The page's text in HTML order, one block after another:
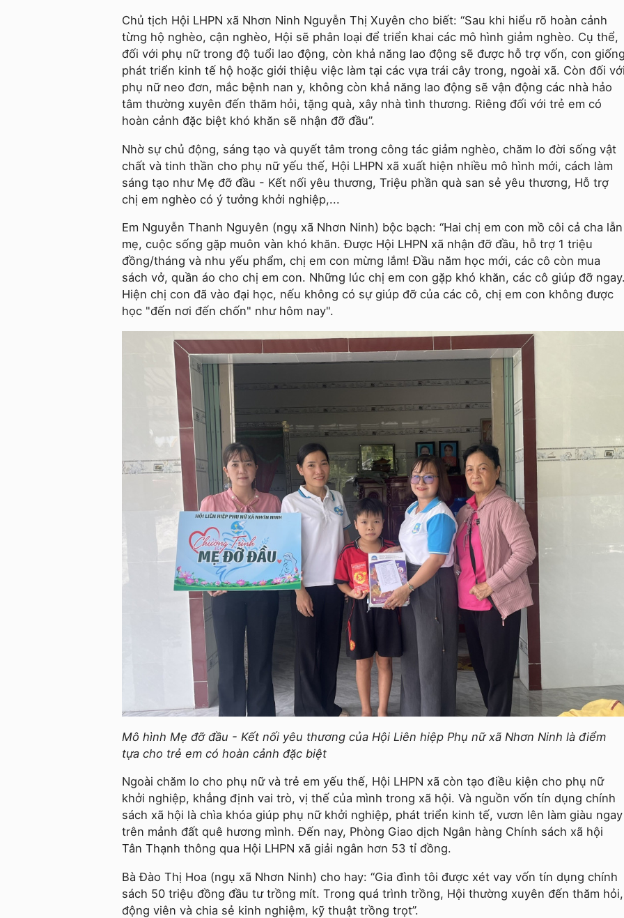
Chủ tịch Hội LHPN xã Nhơn Ninh Nguyễn Thị Xuyên cho biết: “Sau khi hiểu rõ hoàn cảnh
từng hộ nghèo, cận nghèo, Hội sẽ phân loại để triển khai các mô hình giảm nghèo. Cụ thể,
đối với phụ nữ trong độ tuổi lao động, còn khả năng lao động sẽ được hỗ trợ vốn, con
phát triển kinh tế hộ hoặc giới thiệu việc làm tại các vựa trái cây trong, ngoài xã. Còn đối
phụ nữ neo đơn, mắc bệnh nan y, không còn khả năng lao động sẽ vận động các nhà hảo
tâm thường xuyên đến thăm hỏi, tặng quà, xây nhà tình thương. Riêng đối với trẻ em có
hoàn cảnh đặc biệt khó khăn sẽ nhận đỡ đầu”.
Nhờ sự chủ động, sáng tạo và quyết tâm trong công tác giảm nghèo, chăm lo đời sống vật
chất và tinh thần cho phụ nữ yếu thế, Hội LHPN xã xuất hiện nhiều mô hình mới, cách làm
sáng tạo như Mẹ đỡ đầu - Kết nối yêu thương, Triệu phần quà san sẻ yêu thương, Hỗ trợ
chị em nghèo có ý tưởng khởi nghiệp,...
Em Nguyễn Thanh Nguyên (ngụ xã Nhơn Ninh) bộc bạch: “Hai chị em con mồ côi cả cha lẫn
mẹ, cuộc sống gặp muôn vàn khó khăn. Được Hội LHPN xã nhận đỡ đầu, hỗ trợ 1 triệu
đồng/tháng và nhu yếu phẩm, chị em con mừng lắm! Đầu năm học mới, các cô còn mua
sách vở, quần áo cho chị em con. Những lúc chị em con gặp khó khăn, các cô giúp đỡ
Hiện chị con đã vào đại học, nếu không có sự giúp đỡ của các cô, chị em con không được
học "đến nơi đến chốn" như hôm nay".
Mô hình Mẹ đỡ đầu - Kết nối yêu thương của Hội Liên hiệp Phụ nữ xã Nhơn Ninh là điểm
tựa cho trẻ em có hoàn cảnh đặc biệt
Ngoài chăm lo cho phụ nữ và trẻ em yếu thế, Hội LHPN xã còn tạo điều kiện cho phụ nữ
khởi nghiệp, khẳng định vai trò, vị thế của mình trong xã hội. Và nguồn vốn tín dụng chính
sách xã hội là chìa khóa giúp phụ nữ khởi nghiệp, phát triển kinh tế, vươn lên làm giàu ngay
trên mảnh đất quê hương mình. Đến nay, Phòng Giao dịch Ngân hàng Chính sách xã hội
Tân Thạnh thông qua Hội LHPN xã giải ngân hơn 53 tỉ đồng.
Bà Đào Thị Hoa (ngụ xã Nhơn Ninh) cho hay: “Gia đình tôi được xét vay vốn tín dụng chính
sách 50 triệu đồng đầu tư trồng mít. Trong quá trình trồng, Hội thường xuyên đến thăm hỏi,
động viên và chia sẻ kinh nghiệm, kỹ thuật trồng trọt”.